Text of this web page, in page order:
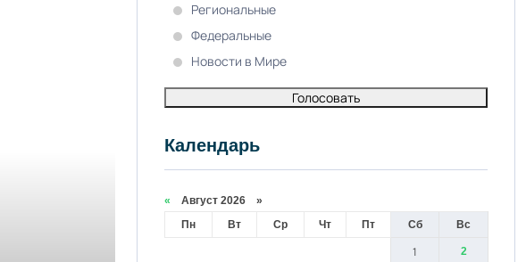
Региональные
Федеральные
Новости в Мире
Голосовать
Календарь
« Август 2026 »
Пн
Вт Ср Чт Пт Сб Вс
1 2